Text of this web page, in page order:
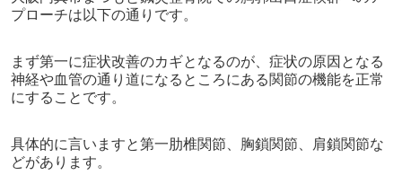
プローチは以下の通りです。
まず第一に症状改善のカギとなるのが、症状の原因となる
神経や血管の通り道になるところにある関節の機能を正常
にすることです。
具体的に言いますと第一肋椎関節、胸鎖関節、肩鎖関節な
どがあります。